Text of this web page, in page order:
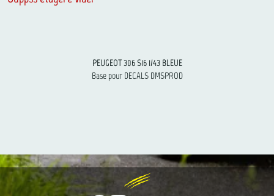
PEUGEOT 306 S16 1/43 BLEUE
Base pour DECALS DMSPROD